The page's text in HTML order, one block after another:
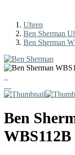
Uhren
Ben Sherman
Ben Sherman
Ben
WBS112B